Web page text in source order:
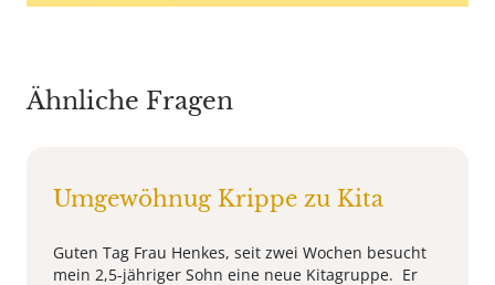
Ähnliche Fragen
Umgewöhnug Krippe zu Kita
Guten Tag Frau Henkes, seit zwei Wochen besucht
mein 2,5-jähriger Sohn eine neue Kitagruppe. Er